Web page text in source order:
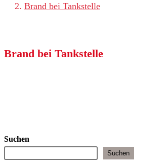
Brand bei Tankstelle
Brand bei Tankstelle
Suchen
Suchen